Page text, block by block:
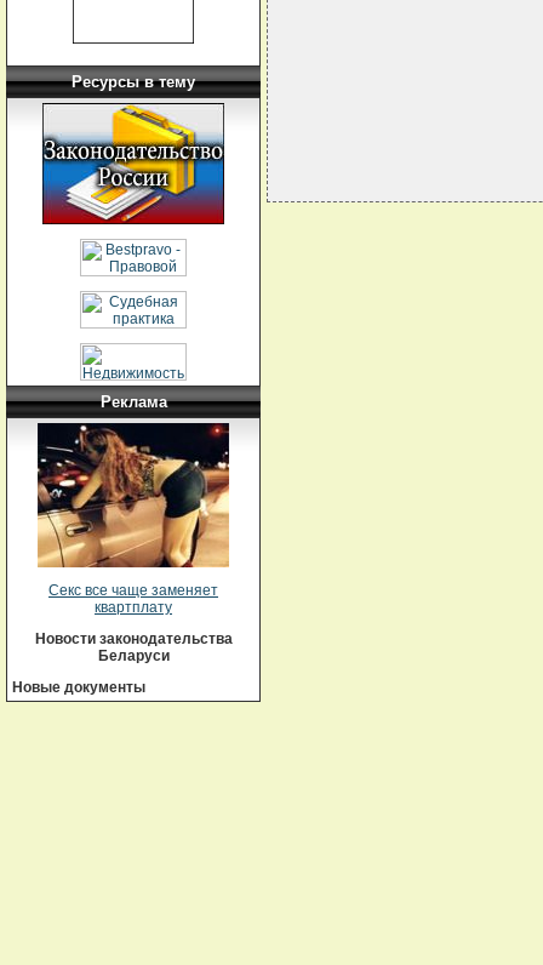
Ресурсы в тему
Реклама
Секс все чаще заменяет
квартплату
Новости законодательства
Беларуси
Новые документы